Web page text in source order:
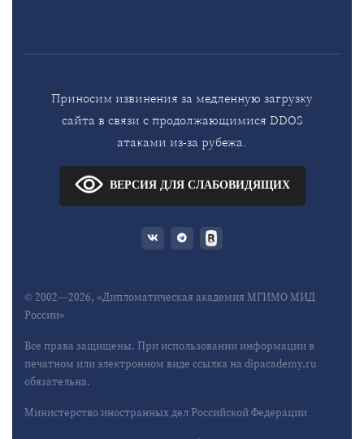
Приносим извинения за медленную загрузку
сайта в связи с продолжающимися DDOS
атаками из-за рубежа.
ВЕРСИЯ ДЛЯ СЛАБОВИДЯЩИХ
© 2002—2026, «Дипломатическая академия МГИМО МИД
России»
Все права защищены. При использовании информации в
печатном или электронном виде ссылка на dipacademy.ru
обязательна.
Министерство иностранных дел Российской Федерации